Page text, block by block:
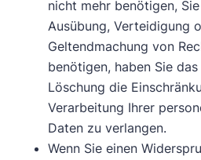
nicht mehr benötigen,
Ausübung, Verteidigung
Geltendmachung von
benötigen, haben Sie
Löschung die
Verarbeitung Ihrer
Daten zu verlangen.
Wenn Sie einen